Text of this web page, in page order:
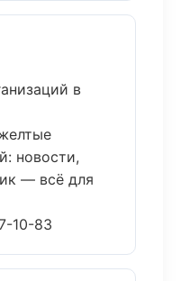
в
новости,
— всё для
10-83